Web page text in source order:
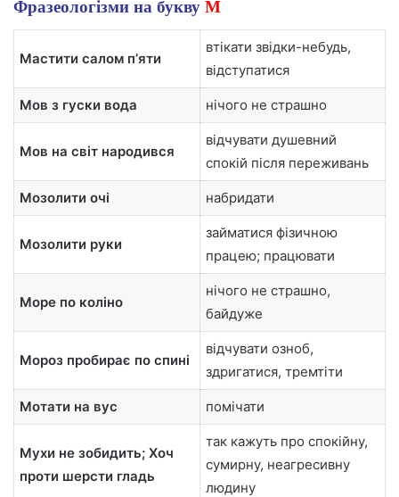
Фразеологізми на буквуМ
Мастити салом пʼяти
втікати звідки-небудь,
відступатися
Мов з гуски вода нічого не страшно
Мов на світ народився
відчувати душевний
спокій після переживань
Мозолити очі набридати
Мозолити руки
займатися фізичною
працею; працювати
Море по коліно
нічого не страшно,
байдуже
Мороз пробирає по спині
відчувати озноб,
здригатися, тремтіти
Мотати на вус помічати
Мухи не зобидить; Хоч
проти шерсти гладь
так кажуть про спокійну,
сумирну, неагресивну
людину